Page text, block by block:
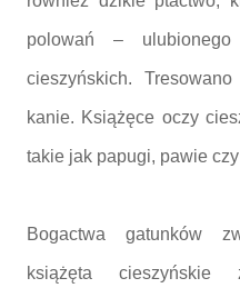
polowań –
cieszyńskich.
kanie. Książęce oczy
takie jak papugi, pawie
Bogactwa gatunków
książęta cieszyńskie